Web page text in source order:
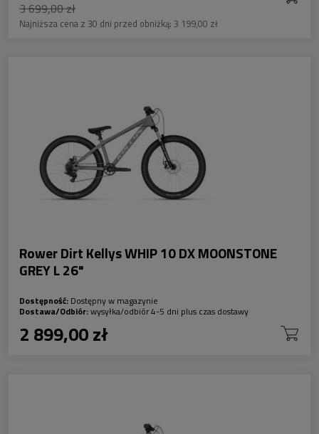
3 699,00 zł
Najniższa cena z 30 dni przed obniżką: 3 199,00 zł
Rower Dirt Kellys WHIP 10 DX MOONSTONE
GREY L 26"
Dostępność: Dostępny w magazynie
Dostawa/Odbiór:wysyłka/odbiór 4-5 dni plus czas dostawy
2 899,00 zł